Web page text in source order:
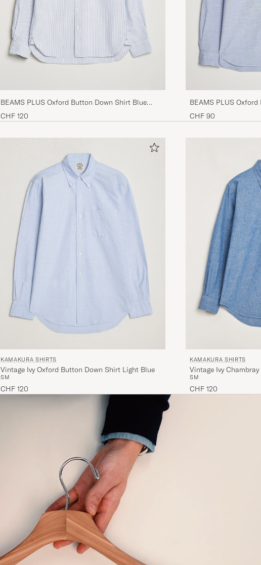
BEAMS PLUS Oxford Button Down Shirt Blue
Stripe
CHF 120
BEAMS PLUS
Blue
CHF 90
KAMAKURA SHIRTS
Vintage Ivy Oxford Button Down Shirt Light Blue
SM
CHF 120
KAMAKURA SHIRTS
Vintage Ivy
SM
CHF 120